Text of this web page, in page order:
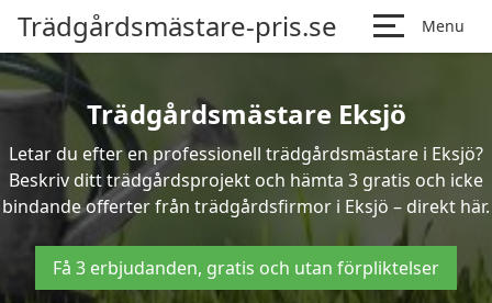
Trädgårdsmästare-pris.se Menu
Trädgårdsmästare Eksjö
Letar du efter en professionell trädgårdsmästare i Eksjö?
Beskriv ditt trädgårdsprojekt och hämta 3 gratis och icke
bindande offerter från trädgårdsfirmor i Eksjö – direkt här.
Få 3 erbjudanden, gratis och utan förpliktelser